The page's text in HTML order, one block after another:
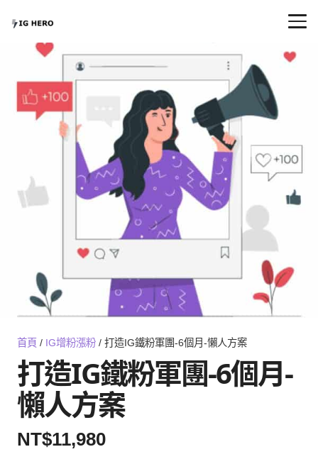
首頁 / IG增粉漲粉 / 打造IG鐵粉軍團-6個月-懶人方案
打造IG鐵粉軍團-6個月-
懶人方案
NT$11,980